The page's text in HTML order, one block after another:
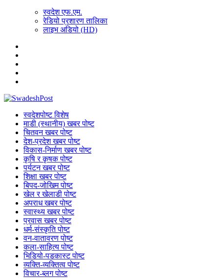
स्वदेश एफ.एम.
रेडियो प्रशारण तालिका
लाइभ अडियो (HD)
स्वदेशपोष्ट विशेष
माडी (स्थानीय) खबर पोष्ट
चितवन खबर पोष्ट
देश-प्रदेश खबर पोष्ट
विकास-निर्माण खबर पोष्ट
कृषि र कृषक पोष्ट
पर्यटन खबर पोष्ट
शिक्षा खबर पोष्ट
बिपद-जोखिम पोष्ट
खेल र खेलाडी पोष्ट
अपराध खबर पोष्ट
स्वास्थ्य खबर पोष्ट
प्रवास खबर पोष्ट
धर्म-संस्कृति पोष्ट
वन-वातावरण पोष्ट
कला-साहित्य पोष्ट
भिडियो-पडकास्ट पोष्ट
व्यक्ति-व्यक्तित्व पोष्ट
विचार-ब्लग पोष्ट